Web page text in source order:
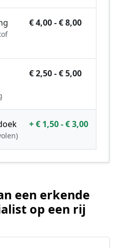
€ 4,00 - € 8,00
€ 2,50 - € 5,00
+ € 1,50 - € 3,00
een erkende
op een rij